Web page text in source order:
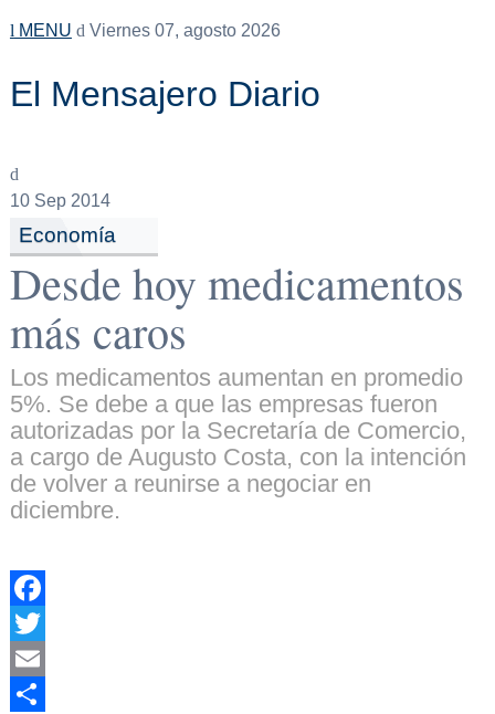
MENU Viernes 07, agosto 2026
El Mensajero Diario
10Sep 2014
Economía
Desde hoy medicamentos
más caros
Los medicamentos aumentan en promedio
5%. Se debe a que las empresas fueron
autorizadas por la Secretaría de Comercio,
a cargo de Augusto Costa, con la intención
de volver a reunirse a negociar en
diciembre.
Facebook
Twitter
Email